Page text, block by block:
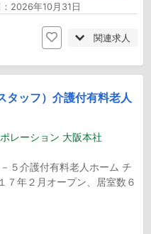
2026年10月31日
関連求人
タッフ）介護付有料老人
レーション 大阪本社
５介護付有料老人ホーム チ
７年２月オープン、居室数６